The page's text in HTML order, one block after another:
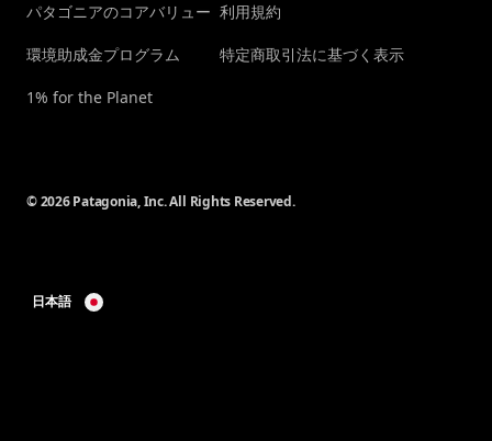
パタゴニアのコアバリュー
環境助成金プログラム
1% for the Planet
利用規約
特定商取引法に基づく表示
© 2026 Patagonia, Inc. All Rights Reserved.
日本語